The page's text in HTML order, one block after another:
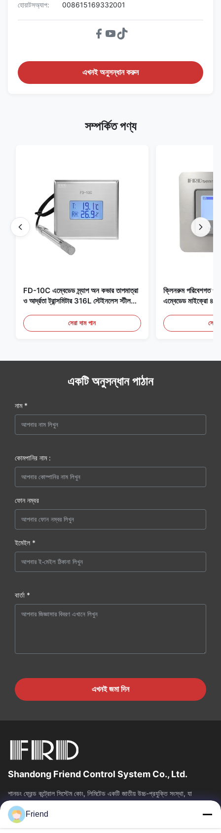
হোয়াটসঅ্যাপ:
008615169332001
এখনই অনুসন্ধান করুন
সম্পর্কিত পণ্য
FD-10C এম্বেডেড স্ন্যাপ অন কভার তাপমাত্রা
ও আর্দ্রতা ট্রান্সমিটার 316L স্টেইনলেস স্টীল
সেরা দাম পান
ক্লিনরুম পরিবেশগত
এম্বেডেড মাইক্রো
সেরা
একটি অনুসন্ধান পাঠান
নাম *
কোমপানির নাম :
ফোন নম্বর
ইমেইল *
বার্তা *
এখনই জমা দিন
Shandong Friend Control System Co., Ltd.
শানডং ফ্রেন্ড কন্ট্রোল সিস্টেম কোং, লিমিটেড একটি জাতীয় উচ্চ-প্রযুক্তি সংস্থা, যা
ইন্সট্রুমেন্টেশন R&D, উত্পাদন এবং শিল্প নিয়ন্ত্রণ...
দ্রুত লিঙ্ক
Friend